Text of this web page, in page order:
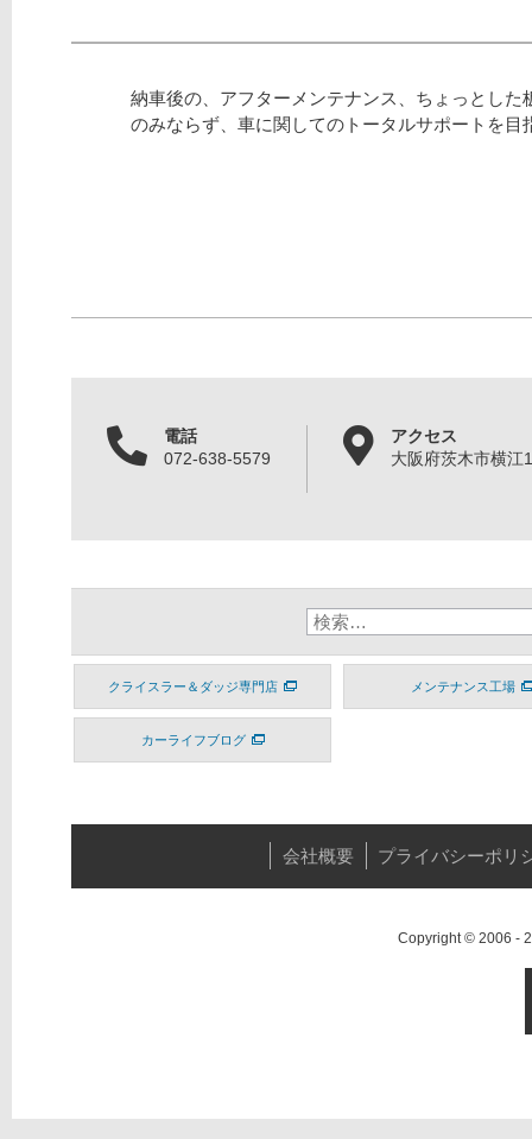
納車後の、アフターメンテナンス、ちょっとした
のみならず、車に関してのトータルサポートを目
電話
072-638-5579
アクセス
大阪府茨木市横江
クライスラー＆ダッジ専門店 メンテナンス工場
カーライフブログ
会社概要 プライバシーポリ
Copyright © 2006 -